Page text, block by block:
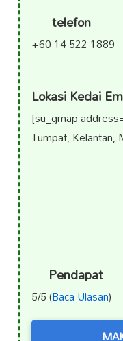
telefon
+60 14-522 1889
Lokasi Kedai
[su_gmap
Tumpat, Kelantan,
Pendapat
5/5 (Baca Ulasan)